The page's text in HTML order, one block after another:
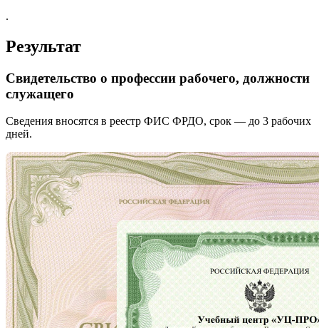
.
Результат
Свидетельство о профессии рабочего, должности
служащего
Сведения вносятся в реестр ФИС ФРДО, срок — до 3 рабочих
дней.